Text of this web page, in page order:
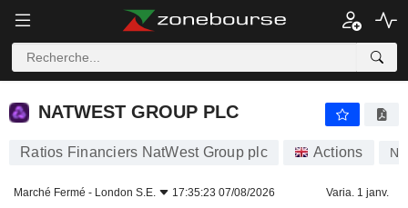
NATWEST GROUP PLC
NATWEST GROUP PLC
Ratios Financiers NatWest Group plc Actions
Marché Fermé - London S.E. 17:35:23 07/08/2026 Varia. 1 janv.